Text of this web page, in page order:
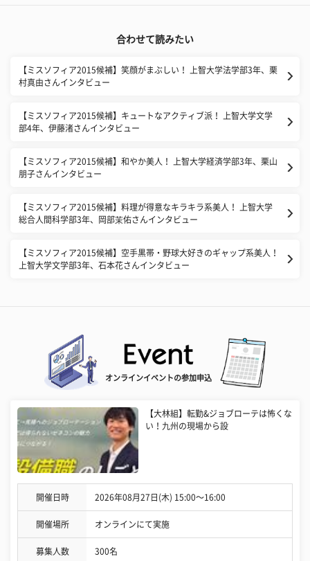
合わせて読みたい
【ミスソフィア2015候補】笑顔がまぶしい！ 上智大学法学部3年、栗
村真由さんインタビュー
【ミスソフィア2015候補】キュートなアクティブ派！ 上智大学文学
部4年、伊藤渚さんインタビュー
【ミスソフィア2015候補】和やか美人！ 上智大学経済学部3年、栗山
朋子さんインタビュー
【ミスソフィア2015候補】料理が得意なキラキラ系美人！ 上智大学
総合人間科学部3年、岡部茉佑さんインタビュー
【ミスソフィア2015候補】空手黒帯・野球大好きのギャップ系美人！
上智大学文学部3年、石本花さんインタビュー
オンラインイベントの参加申込
【大林組】転勤&ジョブローテは怖くな
い！九州の現場から設
開催日時 2026年08月27日(木) 15:00〜16:00
開催場所 オンラインにて実施
募集人数 300名